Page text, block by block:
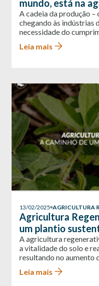
mundo, está na
ORÍGEO 360
A cadeia da produção
chegando às indústrias
necessidade do
Leia mais
13/02/2025 AGRICULTURA
Agricultura
um plantio
A agricultura
a vitalidade do solo e
resultando no aumento
Leia mais